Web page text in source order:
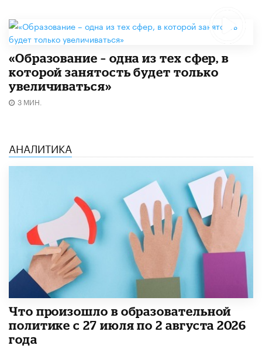
«Образование – одна из тех сфер, в
которой занятость будет только
увеличиваться»
3 МИН.
АНАЛИТИКА
​Что произошло в образовательной
политике с 27 июля по 2 августа 2026
года